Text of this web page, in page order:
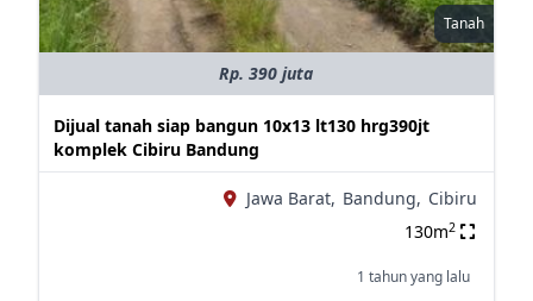
Tanah
Rp. 390 juta
Dijual tanah siap bangun 10x13 lt130 hrg390jt
komplek Cibiru Bandung
Jawa Barat, Bandung, Cibiru
130m2
1 tahun yang lalu